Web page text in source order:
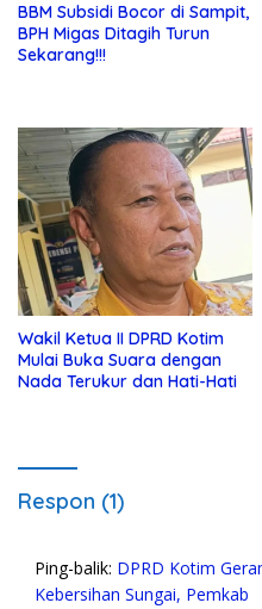
BBM Subsidi Bocor di Sampit,
BPH Migas Ditagih Turun
Sekarang!!!
Wakil Ketua II DPRD Kotim
Mulai Buka Suara dengan
Nada Terukur dan Hati-Hati
Respon (1)
Ping-balik: DPRD Kotim
Kebersihan Sungai, Pemkab